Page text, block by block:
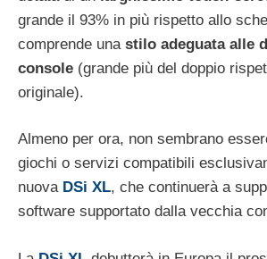
grande il 93% in più rispetto allo
comprende una stilo adeguata alle
console (grande più del doppio
originale).
Almeno per ora, non sembrano
giochi o servizi compatibili
nuova DSi XL, che continuerà a
software supportato dalla vecchia